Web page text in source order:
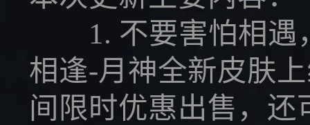
1. 不要害怕相遇
相逢-月神全新皮肤
间限时优惠出售，